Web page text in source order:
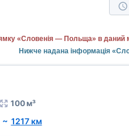
«Словенія — Польща» в даний
Нижче надана інформація
100 м³
~ 1217 км